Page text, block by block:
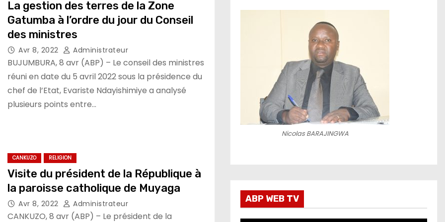
La gestion des terres de la Zone
Gatumba à l’ordre du jour du Conseil
des ministres
Avr 8, 2022 Administrateur
BUJUMBURA, 8 avr (ABP) – Le conseil des ministres
réuni en date du 5 avril 2022 sous la présidence du
chef de l’Etat, Evariste Ndayishimiye a analysé
plusieurs points entre…
CANKUZO RELIGION
Visite du président de la République à
la paroisse catholique de Muyaga
Avr 8, 2022 Administrateur
CANKUZO, 8 avr (ABP) – Le président de la
Nicolas BARAJINGWA
ABP WEB TV